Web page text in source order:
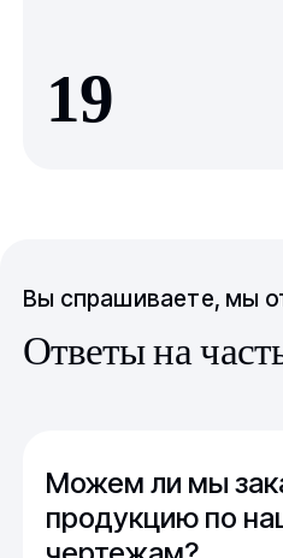
19
Вы спрашиваете, мы
Ответы на
Можем ли мы
продукцию по